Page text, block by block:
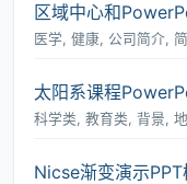
区域中心和
医学, 健康, 公司简介,
太阳系课程
科学类, 教育类, 背景,
Nicse渐变演示PPT